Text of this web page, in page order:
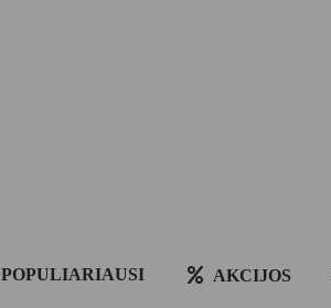
POPULIARIAUSI AKCIJOS